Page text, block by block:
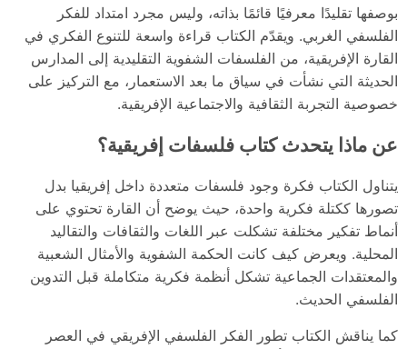
بوصفها تقليدًا معرفيًا قائمًا بذاته، وليس مجرد امتداد للفكر
الفلسفي الغربي. ويقدّم الكتاب قراءة واسعة للتنوع الفكري في
القارة الإفريقية، من الفلسفات الشفوية التقليدية إلى المدارس
الحديثة التي نشأت في سياق ما بعد الاستعمار، مع التركيز على
خصوصية التجربة الثقافية والاجتماعية الإفريقية.
عن ماذا يتحدث كتاب فلسفات إفريقية؟
يتناول الكتاب فكرة وجود فلسفات متعددة داخل إفريقيا بدل
تصورها ككتلة فكرية واحدة، حيث يوضح أن القارة تحتوي على
أنماط تفكير مختلفة تشكلت عبر اللغات والثقافات والتقاليد
المحلية. ويعرض كيف كانت الحكمة الشفوية والأمثال الشعبية
والمعتقدات الجماعية تشكل أنظمة فكرية متكاملة قبل التدوين
الفلسفي الحديث.
كما يناقش الكتاب تطور الفكر الفلسفي الإفريقي في العصر